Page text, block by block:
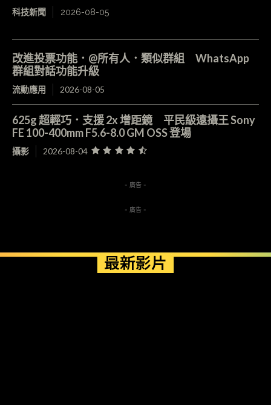
科技新聞 2026-08-05
改進投票功能．@所有人．類似群組 WhatsApp
群組對話功能升級
流動應用 2026-08-05
625g 超輕巧．支援 2x 增距鏡 平民級遠攝王 Sony
FE 100-400mm F5.6-8.0 GM OSS 登場
攝影 2026-08-04
- 廣告 -
- 廣告 -
最新影片